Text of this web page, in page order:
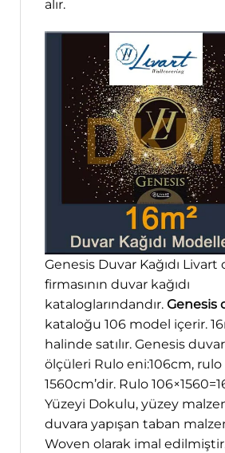
alır.
Genesis Duvar Kağıdı Livart
firmasının duvar kağıdı
kataloglarındandır. Genesis
kataloğu 106 model içerir.
halinde satılır. Genesis duvar
ölçüleri Rulo eni:106cm,
1560cm’dir. Rulo
Yüzeyi Dokulu, yüzey
duvara yapışan taban
Woven olarak imal